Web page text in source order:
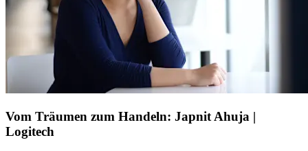
Vom Träumen zum Handeln: Japnit Ahuja |
Logitech